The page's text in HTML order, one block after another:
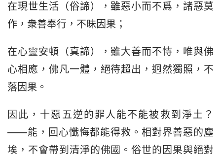
在現世生活（俗諦），雖惡小而不爲，諸惡莫
作，衆善奉行，不昧因果；
在心靈安頓（真諦），雖大善而不恃，唯與佛
心相應，佛凡一體，絕待超出，迥然獨照，不
落因果。
因此，十惡五逆的罪人能不能被救到淨土？
——能，回心懺悔都能得救。相對界善惡的塵
埃，不會帶到清淨的佛國。俗世的因果與絕對